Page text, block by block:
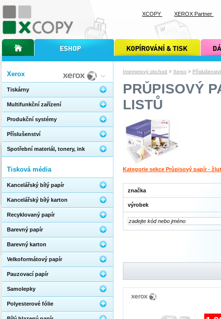
Internetový obchod » Xerox » Příslušenství
PRŮPISOVÝ
LISTŮ
Kategorie sekce Průpisový papír -
značka
výrobek
Xerox
Tiskárny
Multifunkční zařízení
Produkční systémy
Příslušenství
Spotřební materiál, tonery, ink
Tisková média
Kancelářský bílý papír
Kancelářský bílý karton
Recyklovaný papír
Barevný papír
Barevný karton
Velkoformátový papír
Pauzovací papír
Samolepky
Polyesterové fólie
úvodní stránka xcopyinternetový obchod xcopy kopírování a tisk xcopy dárkové
XCOPY XEROX Partner